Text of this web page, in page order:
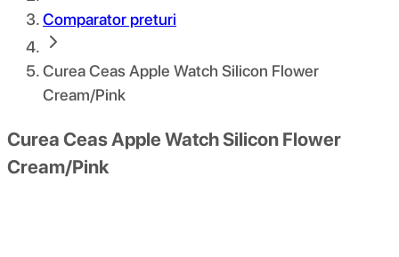
Comparator preturi
Curea Ceas Apple Watch Silicon Flower
Cream/Pink
Curea Ceas Apple Watch Silicon Flower
Cream/Pink